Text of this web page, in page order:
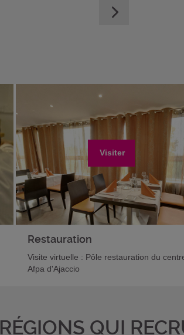
Visiter
Restauration
Visite virtuelle : Pôle restauration du
Afpa d'Ajaccio
RÉGIONS QUI